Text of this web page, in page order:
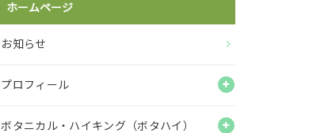
ホームページ
お知らせ
プロフィール
ボタニカル・ハイキング（ボタハイ）